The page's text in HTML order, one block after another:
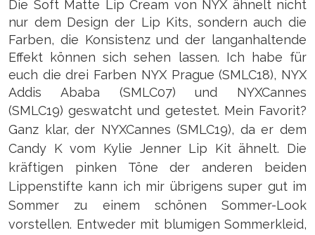
Die Soft Matte Lip Cream von NYX ähnelt nicht
nur dem Design der Lip Kits, sondern auch die
Farben, die Konsistenz und der langanhaltende
Effekt können sich sehen lassen. Ich habe für
euch die drei Farben NYX Prague (SMLC18), NYX
Addis Ababa (SMLC07) und NYXCannes
(SMLC19)geswatcht und getestet. Mein Favorit?
Ganz klar, der NYXCannes (SMLC19), da er dem
Candy K vom Kylie Jenner Lip Kit ähnelt. Die
kräftigen pinken Töne der anderen beiden
Lippenstifte kann ich mir übrigens super gut im
Sommer zu einem schönen Sommer-Look
vorstellen. Entweder mit blumigen Sommerkleid,